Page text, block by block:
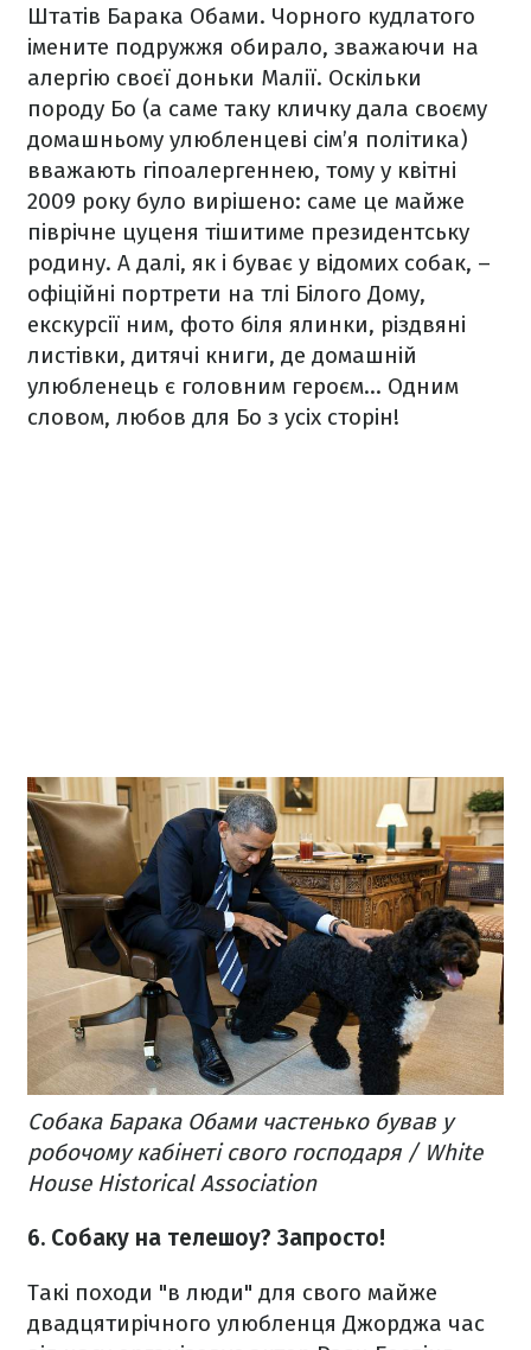
Штатів Барака Обами. Чорного кудлатого
імените подружжя обирало, зважаючи на
алергію своєї доньки Малії. Оскільки
породу Бо (а саме таку кличку дала своєму
домашньому улюбленцеві сім’я політика)
вважають гіпоалергеннею, тому у квітні
2009 року було вирішено: саме це майже
піврічне цуценя тішитиме президентську
родину. А далі, як і буває у відомих собак, –
офіційні портрети на тлі Білого Дому,
екскурсії ним, фото біля ялинки, різдвяні
листівки, дитячі книги, де домашній
улюбленець є головним героєм… Одним
словом, любов для Бо з усіх сторін!
Собака Барака Обами частенько бував у
робочому кабінеті свого господаря / White
House Historical Association
6. Собаку на телешоу? Запросто!
Такі походи "в люди" для свого майже
двадцятирічного улюбленця Джорджа час